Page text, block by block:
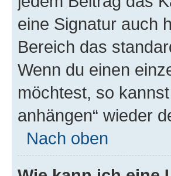
eine Signatur auch
Bereich das
Wenn du einen
möchtest, so
anhängen“ wieder
Nach oben